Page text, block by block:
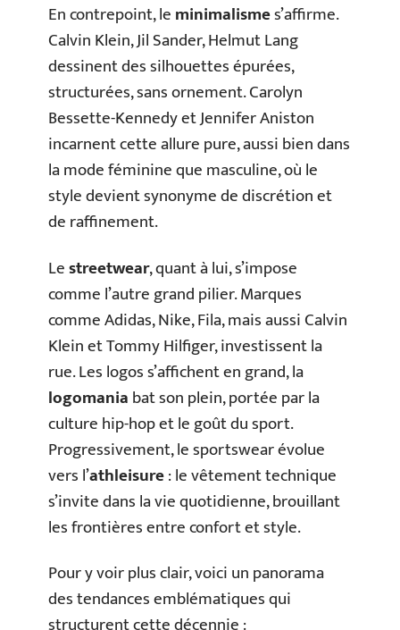
En contrepoint, leminimalismes’affirme.
Calvin Klein, Jil Sander, Helmut Lang
dessinent des silhouettes épurées,
structurées, sans ornement. Carolyn
Bessette-Kennedy et Jennifer Aniston
incarnent cette allure pure, aussi bien dans
la mode féminine que masculine, où le
style devient synonyme de discrétion et
de raffinement.
Lestreetwear, quant à lui, s’impose
comme l’autre grand pilier. Marques
comme Adidas, Nike, Fila, mais aussi Calvin
Klein et Tommy Hilfiger, investissent la
rue. Les logos s’affichent en grand, la
logomaniabat son plein, portée par la
culture hip-hop et le goût du sport.
Progressivement, le sportswear évolue
vers l’athleisure: le vêtement technique
s’invite dans la vie quotidienne, brouillant
les frontières entre confort et style.
Pour y voir plus clair, voici un panorama
des tendances emblématiques qui